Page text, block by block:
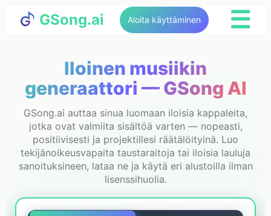
GSong.ai Aloita käyttäminen ☰
Iloinen musiikin
generaattori — GSong AI
GSong.ai auttaa sinua luomaan iloisia kappaleita,
jotka ovat valmiita sisältöä varten — nopeasti,
positiivisesti ja projektillesi räätälöityinä. Luo
tekijänoikeusvapaita taustaraitoja tai iloisia lauluja
sanoituksineen, lataa ne ja käytä eri alustoilla ilman
lisenssihuolia.